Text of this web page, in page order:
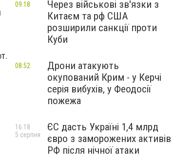
Через військові зв'язки з
Китаєм та рф США
розширили санкції проти
Куби
09:18
Дрони атакують
окупований Крим - у Керчі
серія вибухів, у Феодосії
пожежа
08:52
ЄС дасть Україні 1,4 млрд
євро з заморожених активів
РФ після нічної атаки
16:18
5 серпня